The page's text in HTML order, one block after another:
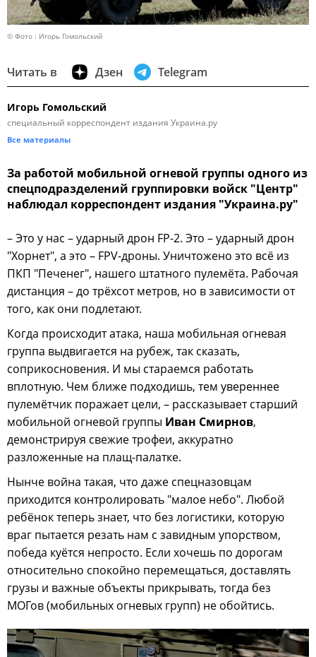
© Фото : Игорь Гомольский
Читать в Дзен Telegram
Игорь Гомольский
специальный корреспондент издания Украина.ру
Все материалы
За работой мобильной огневой группы одного из
спецподразделений группировки войск "Центр"
наблюдал корреспондент издания "Украина.ру"
– Это у нас – ударный дрон FP-2. Это – ударный дрон
"Хорнет", а это – FPV-дроны. Уничтожено это всё из
ПКП "Печенег", нашего штатного пулемёта. Рабочая
дистанция – до трёхсот метров, но в зависимости от
того, как они подлетают.
Когда происходит атака, наша мобильная огневая
группа выдвигается на рубеж, так сказать,
соприкосновения. И мы стараемся работать
вплотную. Чем ближе подходишь, тем увереннее
пулемётчик поражает цели, – рассказывает старший
мобильной огневой группы Иван Смирнов,
демонстрируя свежие трофеи, аккуратно
разложенные на плащ-палатке.
Нынче война такая, что даже спецназовцам
приходится контролировать "малое небо". Любой
ребёнок теперь знает, что без логистики, которую
враг пытается резать нам с завидным упорством,
победа куётся непросто. Если хочешь по дорогам
относительно спокойно перемещаться, доставлять
грузы и важные объекты прикрывать, тогда без
МОГов (мобильных огневых групп) не обойтись.